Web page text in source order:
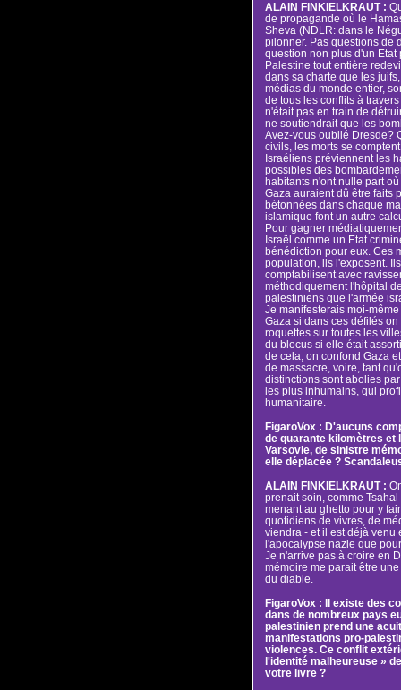
ALAIN FINKIELKRAUT :
de propagande où le
Sheva (NDLR: dans le
pilonner. Pas questions de
question non plus d'un Etat
Palestine tout entière
dans sa charte que les
médias du monde entier,
de tous les conflits à
n'était pas en train de
ne soutiendrait que les
Avez-vous oublié Dresde?
civils, les morts se
Israéliens préviennent les
possibles des
habitants n'ont nulle part
Gaza auraient dû être faits
bétonnées dans chaque
islamique font un autre
Pour gagner
Israël comme un Etat
bénédiction pour eux. Ces
population, ils l'exposent.
comptabilisent avec
méthodiquement l'hôpital
palestiniens que l'armée
Je manifesterais moi-
Gaza si dans ces défilés
roquettes sur toutes les
du blocus si elle était
de cela, on confond Gaza
de massacre, voire, tant
distinctions sont abolies
les plus inhumains, qui
humanitaire.
FigaroVox : D'aucuns
de quarante kilomètres et
Varsovie, de sinistre
elle déplacée ?
ALAIN FINKIELKRAUT :
prenait soin, comme
menant au ghetto pour y
quotidiens de vivres, de
viendra - et il est déjà venu
l'apocalypse nazie que
Je n'arrive pas à croire en
mémoire me parait être
du diable.
FigaroVox : Il existe des
dans de nombreux pays
palestinien prend une
manifestations pro-
violences. Ce conflit
l'identité malheureuse »
votre livre ?